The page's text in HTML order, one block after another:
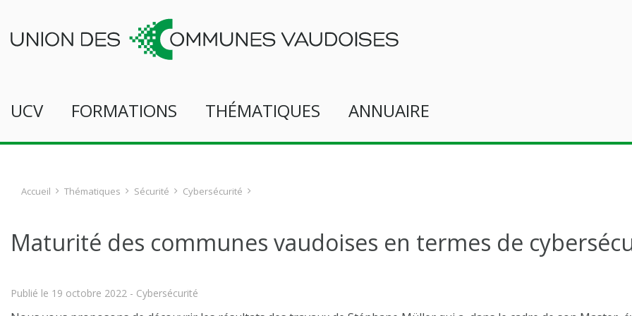
UCV FORMATIONS THÉMATIQUES ANNUAIRE
Accueil Thématiques Sécurité Cybersécurité
Maturité des communes vaudoises en termes de
Publié le 19 octobre 2022 - Cybersécurité